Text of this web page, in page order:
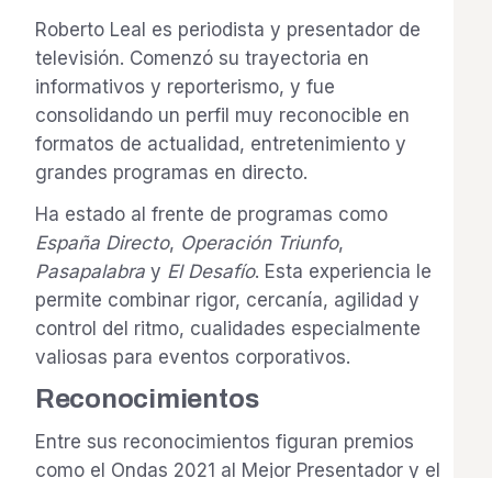
Roberto Leal es periodista y presentador de
televisión. Comenzó su trayectoria en
informativos y reporterismo, y fue
consolidando un perfil muy reconocible en
formatos de actualidad, entretenimiento y
grandes programas en directo.
Ha estado al frente de programas como
España Directo, Operación Triunfo,
Pasapalabray El Desafío. Esta experiencia le
permite combinar rigor, cercanía, agilidad y
control del ritmo, cualidades especialmente
valiosas para eventos corporativos.
Reconocimientos
Entre sus reconocimientos figuran premios
como el Ondas 2021 al Mejor Presentador y el